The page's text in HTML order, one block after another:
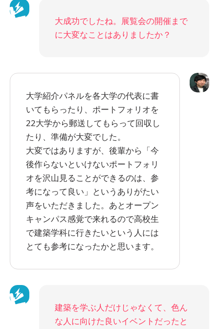
大成功でしたね。展覧会の開催まで
に大変なことはありましたか？
大学紹介パネルを各大学の代表に書
いてもらったり、ポートフォリオを
22大学から郵送してもらって回収し
たり、準備が大変でした。
大変ではありますが、後輩から「今
後作らないといけないポートフォリ
オを沢山見ることができるのは、参
考になって良い」というありがたい
声をいただきました。あとオープン
キャンパス感覚で来れるので高校生
で建築学科に行きたいという人には
とても参考になったかと思います。
建築を学ぶ人だけじゃなくて、色ん
な人に向けた良いイベントだったと